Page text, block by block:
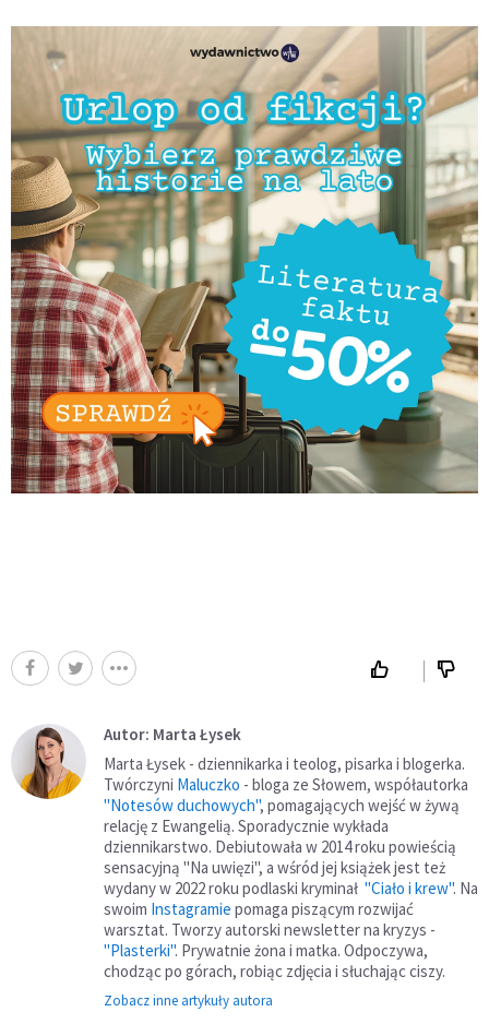
Autor: Marta Łysek
Marta Łysek - dziennikarka i teolog, pisarka i blogerka.
Twórczyni Maluczko - bloga ze Słowem, współautorka
"Notesów duchowych", pomagających wejść w żywą
relację z Ewangelią. Sporadycznie wykłada
dziennikarstwo. Debiutowała w 2014 roku powieścią
sensacyjną "Na uwięzi", a wśród jej książek jest też
wydany w 2022 roku podlaski kryminał "Ciało i krew". Na
swoim Instagramie pomaga piszącym rozwijać
warsztat. Tworzy autorski newsletter na kryzys -
"Plasterki". Prywatnie żona i matka. Odpoczywa,
chodząc po górach, robiąc zdjęcia i słuchając ciszy.
Zobacz inne artykuły autora